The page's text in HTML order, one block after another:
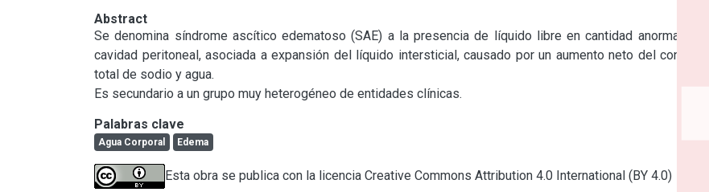
Abstract
Se denomina síndrome ascítico edematoso (SAE) a la presencia de líquido libre en cantidad anormal en la
cavidad peritoneal, asociada a expansión del líquido intersticial, causado por un aumento neto del contenido
total de sodio y agua.
Es secundario a un grupo muy heterogéneo de entidades clínicas.
Palabras clave
Agua Corporal Edema
Esta obra se publica con la licencia Creative Commons Attribution 4.0 International (BY 4.0)